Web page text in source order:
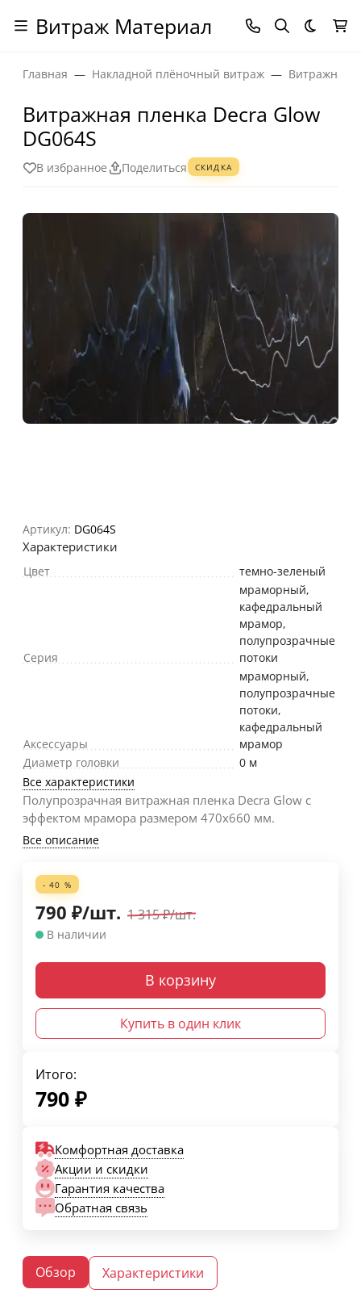
Витраж Материал Темная
Главная Накладной плёночный витраж Витражная
Витражная пленка Decra Glow
DG064S
В избранное Поделиться СКИДКА
Артикул: DG064S
Характеристики
Цвет темно-зеленый
Серия
мраморный,
кафедральный
мрамор,
полупрозрачные
потоки
Аксессуары
мраморный,
полупрозрачные
потоки,
кафедральный
мрамор
Диаметр головки
0 м
Все характеристики
Полупрозрачная витражная пленка Decra Glow с
эффектом мрамора размером 470х660 мм.
Все описание
- 40 %
790 ₽/шт. 1 315₽/шт.
В наличии
В корзину
Купить в один клик
Итого:
790 ₽
Комфортная доставка
Акции и скидки
Гарантия качества
Обратная связь
Обзор Характеристики